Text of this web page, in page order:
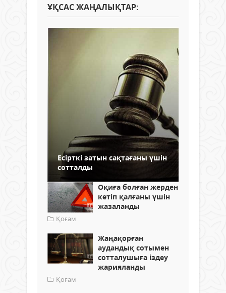
ҰҚСАС ЖАҢАЛЫҚТАР:
Есірткі затын сақтағаны үшін
сотталды
Оқиға болған жерден
кетіп қалғаны үшін
жазаланды
Қоғам
Жаңақорған
аудандық сотымен
сотталушыға іздеу
жарияланды
Қоғам